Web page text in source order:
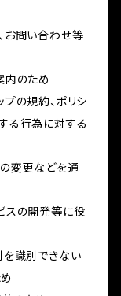
お問い合わせ等
内のため
プの規約、ポリシ
する行為に対する
の変更などを通
スの開発等に役
を識別できない